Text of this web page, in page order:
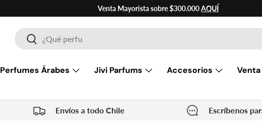
Venta Mayorista sobre $300.000AQUÍ
BuscarBuscar
Perfumes Árabes Jivi Parfums Accesorios
Envíos a todo Chile Escríbenos